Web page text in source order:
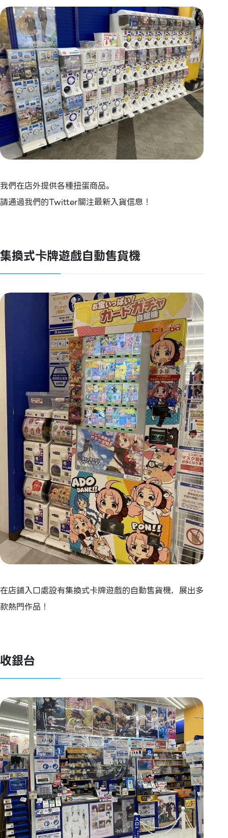
我們在店外提供各種扭蛋商品。
請通過我們的Twitter關注最新入貨信息！
集換式卡牌遊戲自動售貨機
在店鋪入口處設有集換式卡牌遊戲的自動售貨機，展出多
款熱門作品！
收銀台